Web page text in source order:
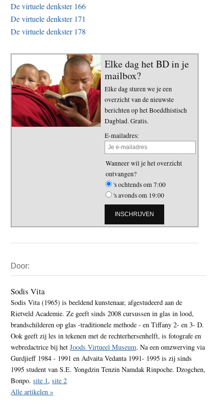
De virtuele denkster 166
De virtuele denkster 171
De virtuele denkster 178
Elke dag het BD in je
mailbox?
Elke dag sturen we je een
overzicht van de nieuwste
berichten op het Boeddhistisch
Dagblad. Gratis.
E-mailadres:
Wanneer wil je het overzicht
ontvangen?
's ochtends om 7:00
's avonds om 19:00
Sidebar
Door:
Sodis Vita
Sodis Vita (1965) is beeldend kunstenaar, afgestudeerd aan de
Rietveld Academie. Ze geeft sinds 2008 cursussen in glas in lood,
brandschilderen op glas -traditionele methode - en Tiffany 2- en 3- D.
Ook geeft zij les in tekenen met de rechterhersenhelft, is fotografe en
webredactrice bij hetJoods Virtueel Museum. Na een omzwerving via
Gurdjieff 1984 - 1991 en Advaita Vedanta 1991- 1995 is zij sinds
1995 student van S.E. Yongdzin Tenzin Namdak Rinpoche. Dzogchen,
Bonpo.site 1,site 2
Alle artikelen »